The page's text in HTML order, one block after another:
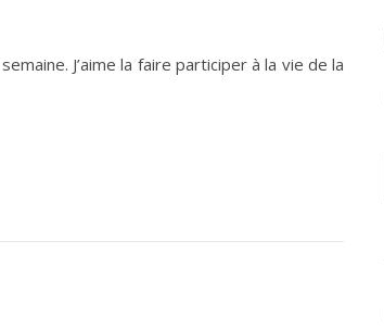
J’aime la faire participer à la vie de la